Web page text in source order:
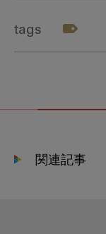
tags
関連記事